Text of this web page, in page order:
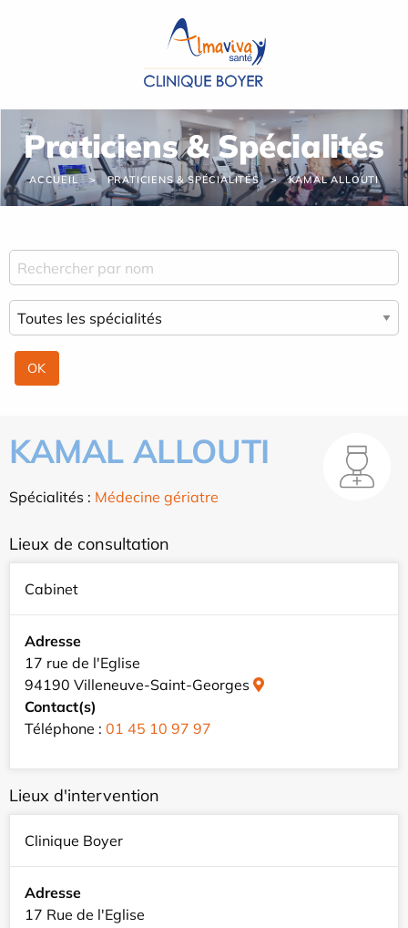
Praticiens & Spécialités
ACCUEIL PRATICIENS & SPÉCIALITÉS KAMAL ALLOUTI
KAMAL ALLOUTI
Spécialités : Médecine gériatre
Lieux de consultation
Cabinet
Adresse
17 rue de l'Eglise
94190 Villeneuve-Saint-Georges
Contact(s)
Téléphone : 01 45 10 97 97
Lieux d'intervention
Clinique Boyer
Adresse
17 Rue de l'Eglise